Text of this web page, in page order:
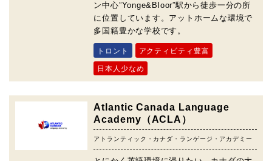
ン中心”Yonge&Bloor”駅から徒歩一分の所
に位置しています。アットホームな環境で
多国籍豊かな学校です。
トロント アクティビティ豊富
日本人少なめ
Atlantic Canada Language
Academy（ACLA）
アトランティック・カナダ・ランゲージ・アカデミー